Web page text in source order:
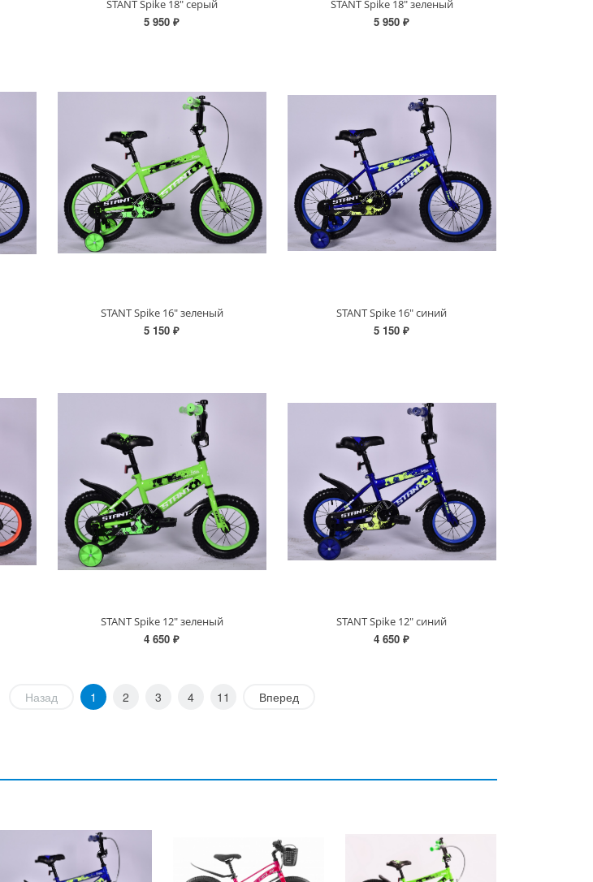
STANT Spike 18" серый
5 950 ₽
STANT Spike 18" зеленый
5 950 ₽
STANT Spike 16" зеленый
5 150 ₽
STANT Spike 16" синий
5 150 ₽
STANT Spike 12" зеленый
4 650 ₽
STANT Spike 12" синий
4 650 ₽
Назад 1 2 3 4 11 Вперед